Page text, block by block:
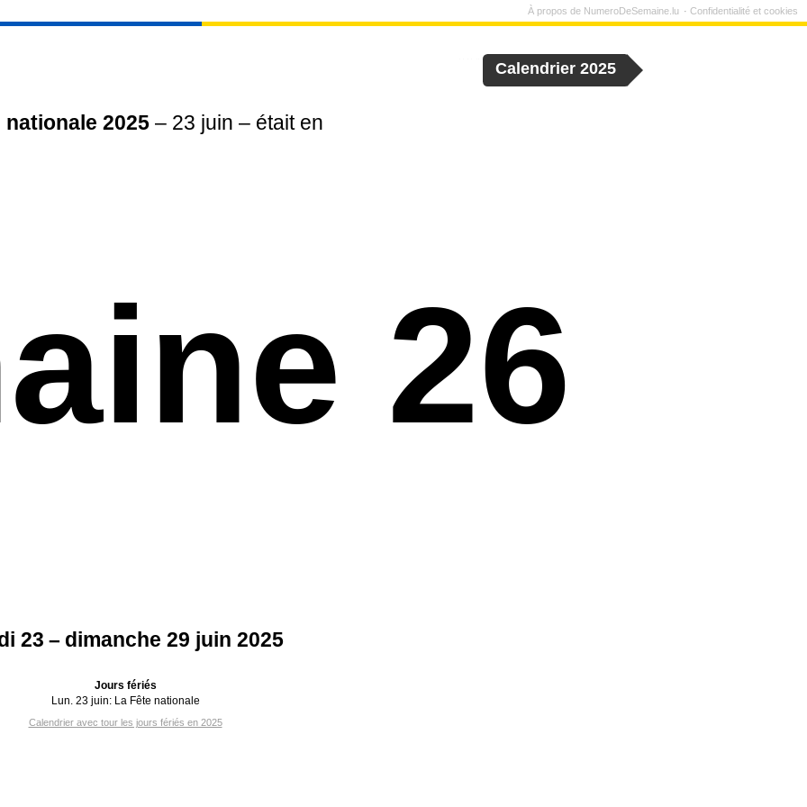
nationale 2025– 23 juin – était en
26
23 – dimanche 29 juin 2025
Jours fériés
Lun. 23 juin: La Fête nationale
Calendrier avec tour les jours fériés en 2025
Calendrier 2025
À propos de NumeroDeSemaine.lu Confidentialité et cookies